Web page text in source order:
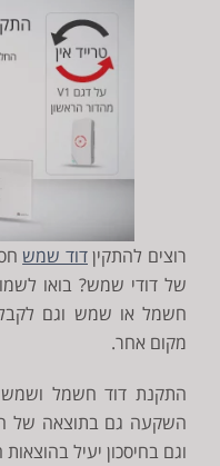
רוצים להתקיןדוד שמש
של דודי שמש? בואו
חשמל או שמש וגם
מקום אחר.
התקנת דוד חשמל
השקעה גם בתוצאה של
וגם בחיסכון יעיל